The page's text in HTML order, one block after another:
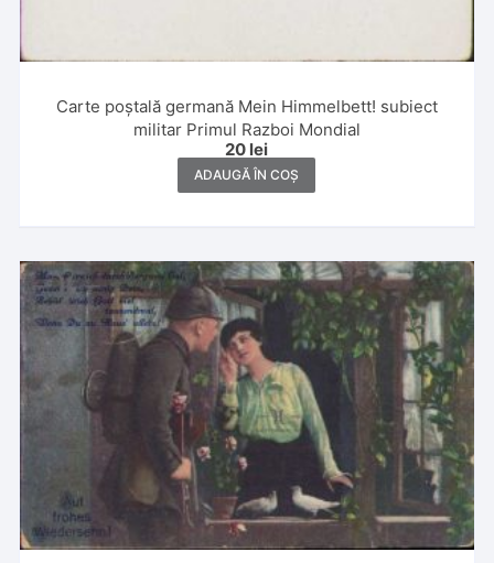
Carte poștală germană Mein Himmelbett! subiect
militar Primul Razboi Mondial
20 lei
ADAUGĂ ÎN COȘ